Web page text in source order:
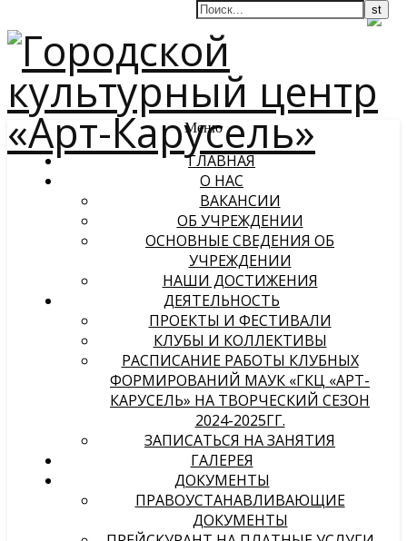
Меню
ГЛАВНАЯ
О НАС
ВАКАНСИИ
ОБ УЧРЕЖДЕНИИ
ОСНОВНЫЕ СВЕДЕНИЯ ОБ
УЧРЕЖДЕНИИ
НАШИ ДОСТИЖЕНИЯ
ДЕЯТЕЛЬНОСТЬ
ПРОЕКТЫ И ФЕСТИВАЛИ
КЛУБЫ И КОЛЛЕКТИВЫ
РАСПИСАНИЕ РАБОТЫ КЛУБНЫХ
ФОРМИРОВАНИЙ МАУК «ГКЦ «АРТ-
КАРУСЕЛЬ» НА ТВОРЧЕСКИЙ СЕЗОН
2024-2025ГГ.
ЗАПИСАТЬСЯ НА ЗАНЯТИЯ
ГАЛЕРЕЯ
ДОКУМЕНТЫ
ПРАВОУСТАНАВЛИВАЮЩИЕ
ДОКУМЕНТЫ